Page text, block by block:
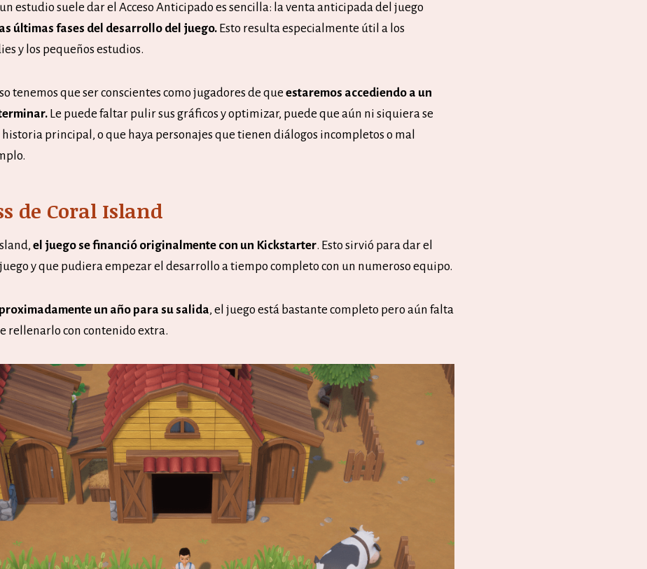
estudio suele dar el Acceso Anticipado es sencilla: la venta anticipada del juego
últimas fases del desarrollo del juego. Esto resulta especialmente útil a los
y los pequeños estudios.
tenemos que ser conscientes como jugadores de que estaremos accediendo a un
Le puede faltar pulir sus gráficos y optimizar, puede que aún ni siquiera se
principal, o que haya personajes que tienen diálogos incompletos o mal
de Coral Island
el juego se financió originalmente con un Kickstarter. Esto sirvió para dar el
y que pudiera empezar el desarrollo a tiempo completo con un numeroso equipo.
un año para su salida, el juego está bastante completo pero aún falta
rellenarlo con contenido extra.